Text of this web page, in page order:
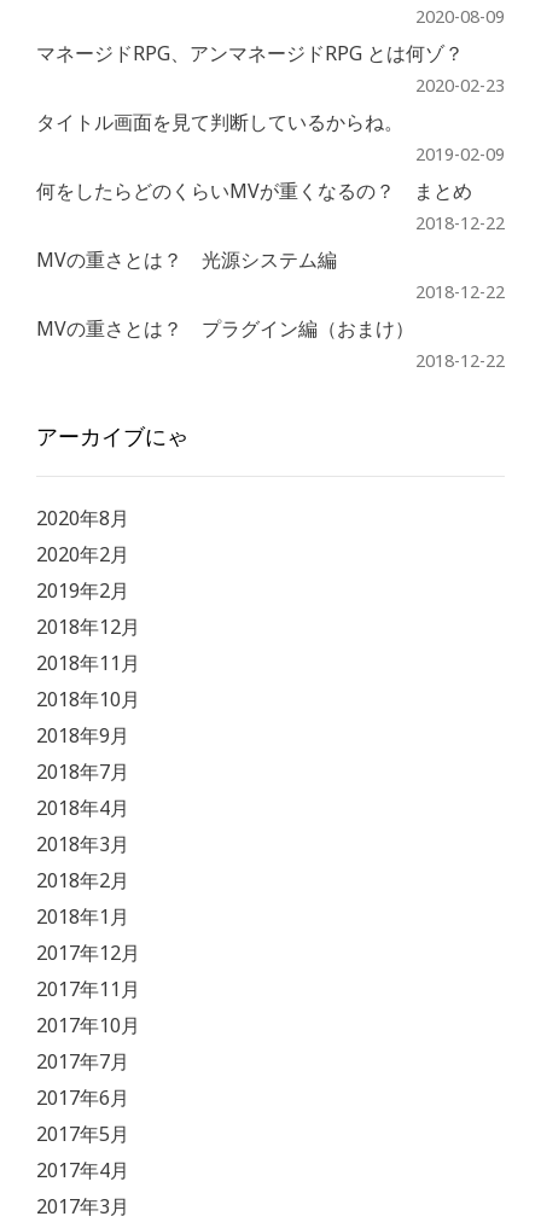
2020-08-09
マネージドRPG、アンマネージドRPG とは何ゾ？
2020-02-23
タイトル画面を見て判断しているからね。
2019-02-09
何をしたらどのくらいMVが重くなるの？ まとめ
2018-12-22
MVの重さとは？ 光源システム編
2018-12-22
MVの重さとは？ プラグイン編（おまけ）
2018-12-22
アーカイブにゃ
2020年8月
2020年2月
2019年2月
2018年12月
2018年11月
2018年10月
2018年9月
2018年7月
2018年4月
2018年3月
2018年2月
2018年1月
2017年12月
2017年11月
2017年10月
2017年7月
2017年6月
2017年5月
2017年4月
2017年3月